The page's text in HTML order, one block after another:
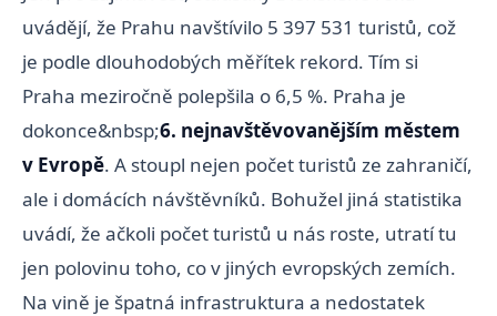
uvádějí, že Prahu navštívilo 5 397 531 turistů, což
je podle dlouhodobých měřítek rekord. Tím si
Praha meziročně polepšila o 6,5 %. Praha je
dokonce&nbsp;6. nejnavštěvovanějším městem
v Evropě. A stoupl nejen počet turistů ze zahraničí,
ale i domácích návštěvníků. Bohužel jiná statistika
uvádí, že ačkoli počet turistů u nás roste, utratí tu
jen polovinu toho, co v jiných evropských zemích.
Na vině je špatná infrastruktura a nedostatek